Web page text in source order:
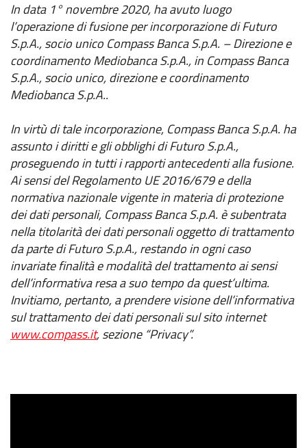
In data 1° novembre 2020, ha avuto luogo
l’operazione di fusione per incorporazione di Futuro
S.p.A., socio unico Compass Banca S.p.A. – Direzione e
coordinamento Mediobanca S.p.A., in Compass Banca
S.p.A., socio unico, direzione e coordinamento
Mediobanca S.p.A..
In virtù di tale incorporazione, Compass Banca S.p.A. ha
assunto i diritti e gli obblighi di Futuro S.p.A.,
proseguendo in tutti i rapporti antecedenti alla fusione.
Ai sensi del Regolamento UE 2016/679 e della
normativa nazionale vigente in materia di protezione
dei dati personali, Compass Banca S.p.A. è subentrata
nella titolarità dei dati personali oggetto di trattamento
da parte di Futuro S.p.A., restando in ogni caso
invariate finalità e modalità del trattamento ai sensi
dell’informativa resa a suo tempo da quest’ultima.
Invitiamo, pertanto, a prendere visione dell’informativa
sul trattamento dei dati personali sul sito internet
www.compass.it, sezione “Privacy”.